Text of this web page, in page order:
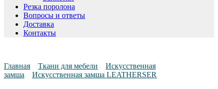
Резка поролона
Вопросы и ответы
Доставка
Контакты
Главная Ткани для мебели
Искусственная
замша
Искусственная замша LEATHERSER